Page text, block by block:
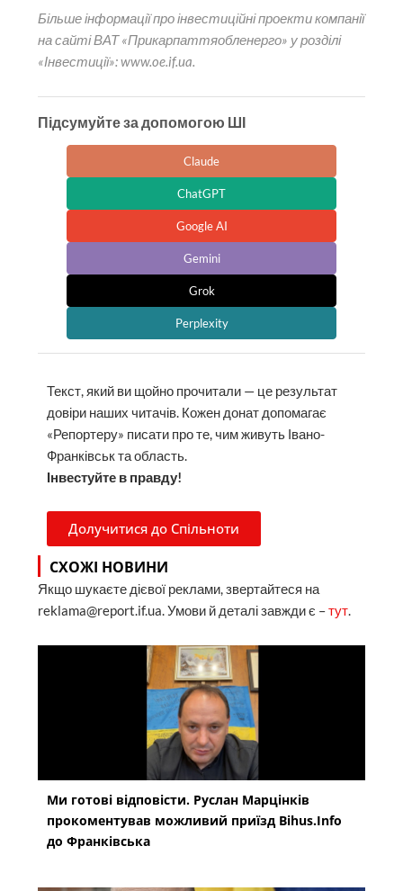
Більше інформації про інвестиційні проекти компанії
на сайті ВАТ «Прикарпаттяобленерго» у розділі
«Інвестиції»: www.oe.if.ua.
Підсумуйте за допомогою ШІ
Claude
ChatGPT
Google AI
Gemini
Grok
Perplexity
Текст, який ви щойно прочитали — це результат
довіри наших читачів. Кожен донат допомагає
«Репортеру» писати про те, чим живуть Івано-
Франківськ та область.
Інвестуйте в правду!
Долучитися до Спільноти
СХОЖІ НОВИНИ
Якщо шукаєте дієвої реклами, звертайтеся на
reklama@report.if.ua. Умови й деталі завжди є –тут.
Ми готові відповісти. Руслан Марцінків
прокоментував можливий приїзд Bihus.Info
до Франківська